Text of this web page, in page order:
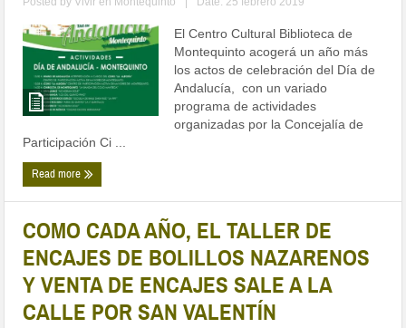
El Centro Cultural Biblioteca de
Montequinto acogerá un año más
los actos de celebración del Día de
Andalucía, con un variado
programa de actividades
organizadas por la Concejalía de
Participación Ci ...
Read more
COMO CADA AÑO, EL TALLER DE
ENCAJES DE BOLILLOS NAZARENOS
Y VENTA DE ENCAJES SALE A LA
CALLE POR SAN VALENTÍN